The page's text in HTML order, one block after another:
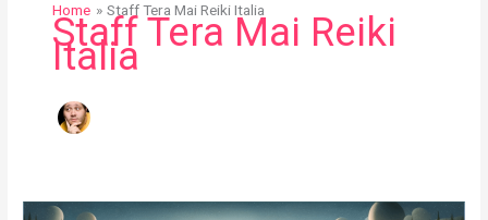
Home Staff Tera Mai Reiki Italia
Staff Tera Mai Reiki
Italia
L’Inaugurazione